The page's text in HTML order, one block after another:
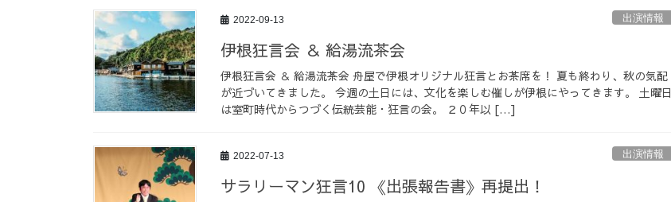
2022-09-13 出演情報
伊根狂言会 ＆ 給湯流茶会
伊根狂言会 ＆ 給湯流茶会 舟屋で伊根オリジナル狂言とお茶席を！ 夏も終わり、秋の気配
が近づいてきました。 今週の土日には、文化を楽しむ催しが伊根にやってきます。 土曜日
は室町時代からつづく伝統芸能・狂言の会。 ２０年以 […]
2022-07-13 出演情報
サラリーマン狂言10 《出張報告書》再提出！